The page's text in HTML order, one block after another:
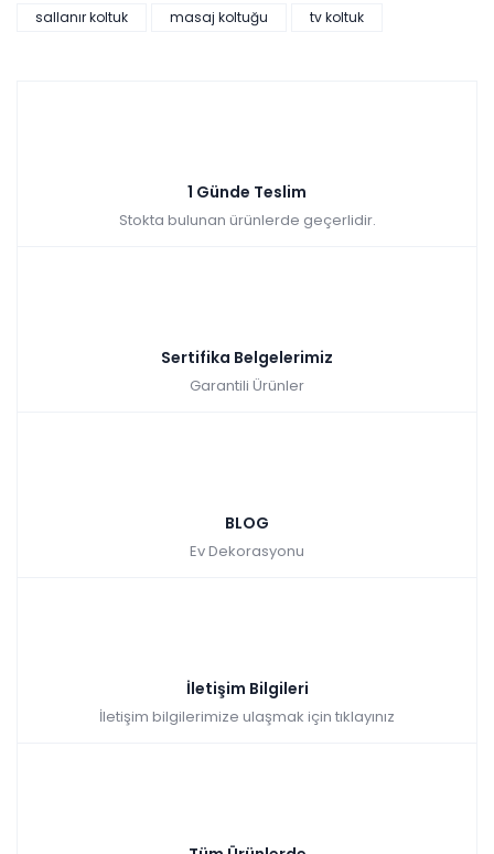
sallanır koltuk
masaj koltuğu tv koltuk
1 Günde Teslim
Stokta bulunan ürünlerde geçerlidir.
Sertifika Belgelerimiz
Garantili Ürünler
BLOG
Ev Dekorasyonu
İletişim Bilgileri
İletişim bilgilerimize ulaşmak için tıklayınız